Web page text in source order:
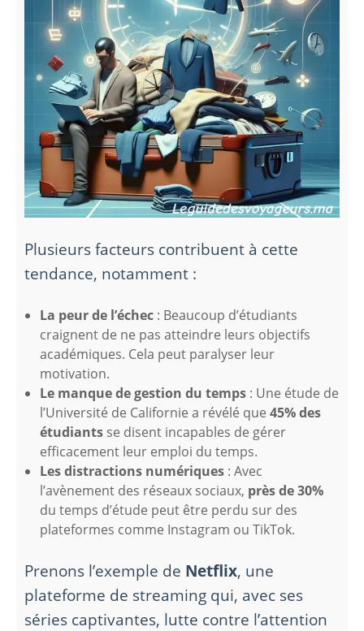
Plusieurs facteurs contribuent à cette
tendance, notamment :
La peur de l’échec : Beaucoup d’étudiants
craignent de ne pas atteindre leurs objectifs
académiques. Cela peut paralyser leur
motivation.
Le manque de gestion du temps : Une étude de
l’Université de Californie a révélé que45% des
étudiants se disent incapables de gérer
efficacement leur emploi du temps.
Les distractions numériques : Avec
l’avènement des réseaux sociaux, près de 30%
du temps d’étude peut être perdu sur des
plateformes comme Instagram ou TikTok.
Prenons l’exemple de Netflix, une
plateforme de streaming qui, avec ses
séries captivantes, lutte contre l’attention